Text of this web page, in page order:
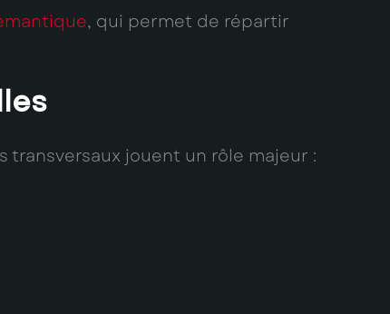
, qui permet de répartir
transversaux jouent un rôle majeur :